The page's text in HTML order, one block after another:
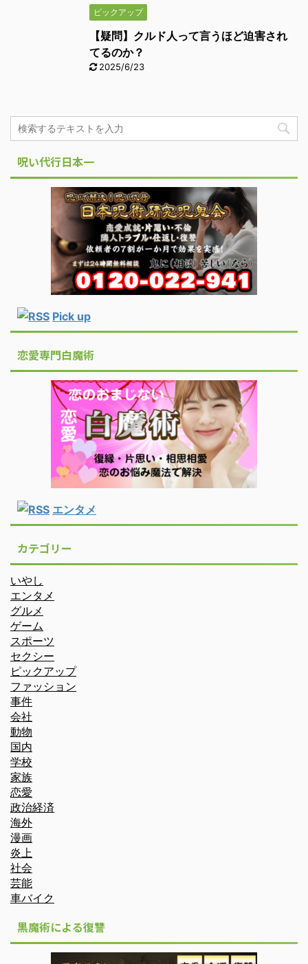
ピックアップ
【疑問】クルド人って言うほど迫害され
てるのか？
2025/6/23
呪い代行日本一
Pick up
恋愛専門白魔術
エンタメ
カテゴリー
いやし
エンタメ
グルメ
ゲーム
スポーツ
セクシー
ピックアップ
ファッション
事件
会社
動物
国内
学校
家族
恋愛
政治経済
海外
漫画
炎上
社会
芸能
車バイク
黒魔術による復讐